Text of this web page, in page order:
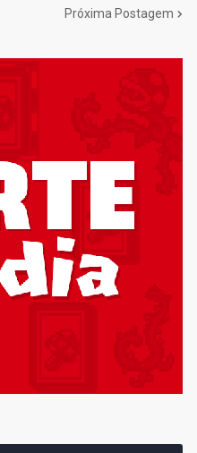
Próxima Postagem